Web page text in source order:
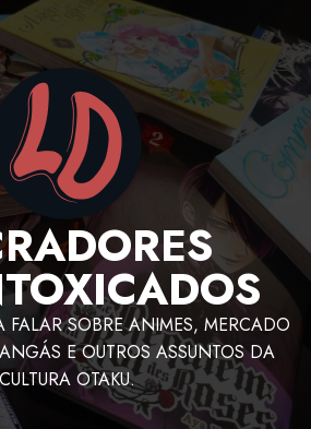
SOBRE ANIMES, MERCADO
E OUTROS ASSUNTOS DA
OTAKU.